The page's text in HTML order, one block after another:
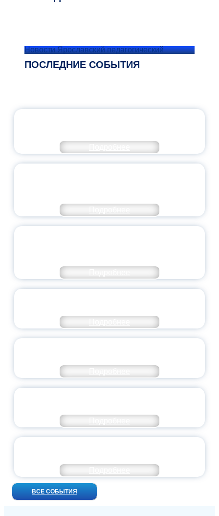
Новости Ярославский педагогический
ПОСЛЕДНИЕ СОБЫТИЯ
ВСЕ СОБЫТИЯ